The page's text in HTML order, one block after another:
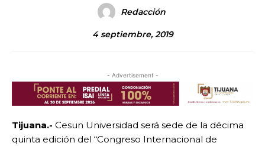
Redacción
4 septiembre, 2019
- Advertisement -
Tijuana.- Cesun Universidad será sede de la décima
quinta edición del “Congreso Internacional de